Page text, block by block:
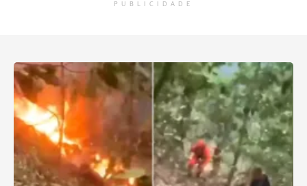
PUBLICIDADE